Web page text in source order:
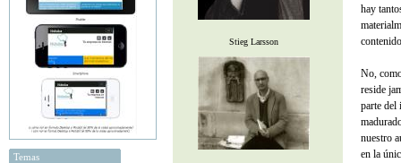
Temas
Stieg Larsson
hay
No,
reside
parte del
nuestro
en la